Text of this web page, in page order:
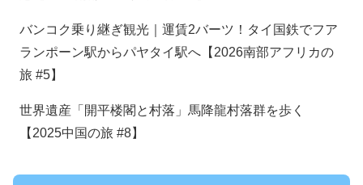
バンコク乗り継ぎ観光｜運賃2バーツ！タイ国鉄でフア
ランポーン駅からパヤタイ駅へ【2026南部アフリカの
旅 #5】
世界遺産「開平楼閣と村落」馬降龍村落群を歩く
【2025中国の旅 #8】